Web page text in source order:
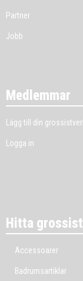
Partner
Jobb
Medlemmar
Lägg till din
Logga in
Hitta
Accessoarer
Badrumsartiklar